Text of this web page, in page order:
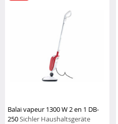
Balai vapeur 1300 W 2 en 1 DB-
250Sichler Haushaltsgeräte